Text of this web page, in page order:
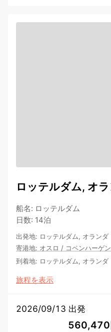
ロッテルダム, オ
船名: ロッテルダム
日数: 14泊
出発地: ロッテルダム, オランダ
寄港地: オスロ / コペンハーゲン
到着地: ロッテルダム, オランダ
旅程を表示
2026/09/13 出発
560,470